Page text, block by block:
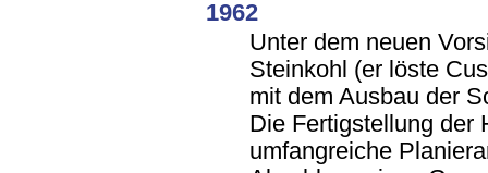
1962
Unter dem neuen
Steinkohl (er löste
mit dem Ausbau der
Die Fertigstellung der
umfangreiche